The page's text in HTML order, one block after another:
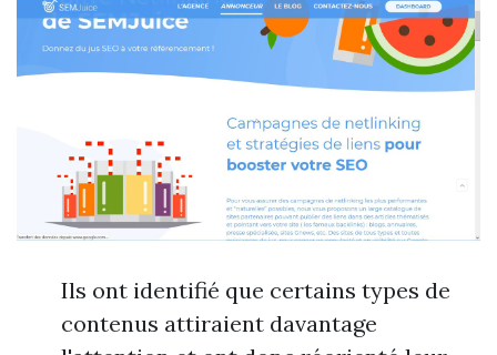
Ils ont identifié que certains types de
contenus attiraient davantage